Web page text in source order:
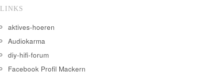
LINKS
aktives-hoeren
Audiokarma
diy-hifi-forum
Facebook Profil Mackern